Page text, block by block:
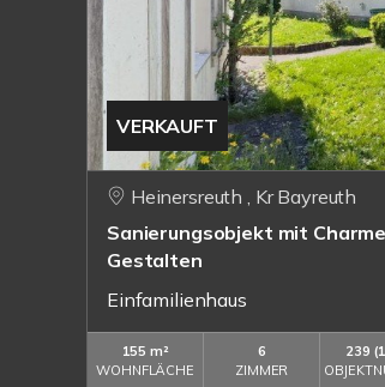
VERKAUFT
Heinersreuth , Kr Bayreuth
Sanierungsobjekt mit
Gestalten
Einfamilienhaus
155 m²
WOHNFLÄCHE
6
ZIMMER
239